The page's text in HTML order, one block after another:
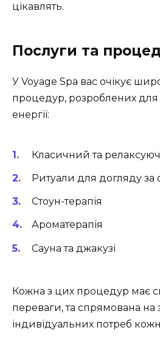
цікавлять.
Послуги та
У Voyage Spa вас очікує
процедур, розроблених для
енергії:
Класичний та
Ритуали для догляду за
Стоун-терапія
Ароматерапія
Сауна та джакузі
Кожна з цих процедур має
переваги, та спрямована на
індивідуальних потреб